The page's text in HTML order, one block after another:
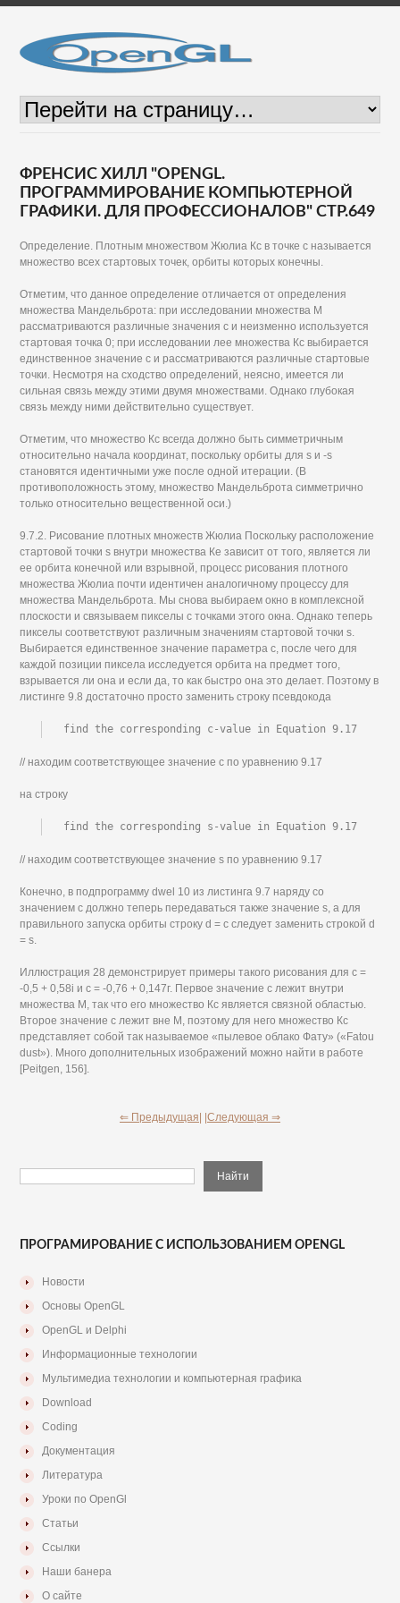
ФРЕНСИС ХИЛЛ "OPENGL.
ПРОГРАММИРОВАНИЕ КОМПЬЮТЕРНОЙ
ГРАФИКИ. ДЛЯ ПРОФЕССИОНАЛОВ" СТР.649
Определение. Плотным множеством Жюлиа Кс в точке с называется
множество всех стартовых точек, орбиты которых конечны.
Отметим, что данное определение отличается от определения
множества Мандельброта: при исследовании множества М
рассматриваются различные значения с и неизменно используется
стартовая точка 0; при исследовании лее множества Кс выбирается
единственное значение с и рассматриваются различные стартовые
точки. Несмотря на сходство определений, неясно, имеется ли
сильная связь между этими двумя множествами. Однако глубокая
связь между ними действительно существует.
Отметим, что множество Кс всегда должно быть симметричным
относительно начала координат, поскольку орбиты для s и -s
становятся идентичными уже после одной итерации. (В
противоположность этому, множество Мандельброта симметрично
только относительно вещественной оси.)
9.7.2. Рисование плотных множеств Жюлиа Поскольку расположение
стартовой точки s внутри множества Ке зависит от того, является ли
ее орбита конечной или взрывной, процесс рисования плотного
множества Жюлиа почти идентичен аналогичному процессу для
множества Мандельброта. Мы снова выбираем окно в комплексной
плоскости и связываем пикселы с точками этого окна. Однако теперь
пикселы соответствуют различным значениям стартовой точки s.
Выбирается единственное значение параметра с, после чего для
каждой позиции пиксела исследуется орбита на предмет того,
взрывается ли она и если да, то как быстро она это делает. Поэтому в
листинге 9.8 достаточно просто заменить строку псевдокода
find the corresponding c-value in Equation 9.17
// находим соответствующее значение с по уравнению 9.17
на строку
find the corresponding s-value in Equation 9.17
// находим соответствующее значение s по уравнению 9.17
Конечно, в подпрограмму dwel 10 из листинга 9.7 наряду со
значением с должно теперь передаваться также значение s, а для
правильного запуска орбиты строку d = с следует заменить строкой d
= s.
Иллюстрация 28 демонстрирует примеры такого рисования для с =
-0,5 + 0,58i и с = -0,76 + 0,147г. Первое значение с лежит внутри
множества М, так что его множество Кс является связной областью.
Второе значение с лежит вне М, поэтому для него множество Кс
представляет собой так называемое «пылевое облако Фату» («Fatou
dust»). Много дополнительных изображений можно найти в работе
[Peitgen, 156].
⇐ Предыдущая| |Следующая ⇒
ПРОГРАМИРОВАНИЕ С ИСПОЛЬЗОВАНИЕМ OPENGL
Новости
Основы OpenGL
OpenGL и Delphi
Информационные технологии
Мультимедиа технологии и компьютерная графика
Download
Coding
Документация
Литература
Уроки по OpenGl
Статьи
Ссылки
Наши банера
О сайте